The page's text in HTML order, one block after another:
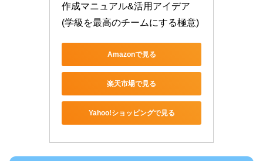
作成マニュアル&活用アイデア
(学級を最高のチームにする極意)
Amazonで見る
楽天市場で見る
Yahoo!ショッピングで見る